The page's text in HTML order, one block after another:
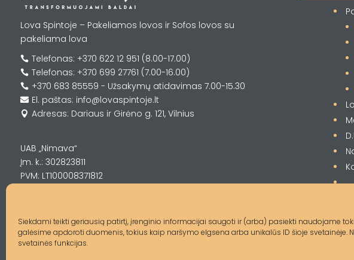
Siekdami teikti geriausią patirtį, įrenginio informacijai saugoti ir (arba) pasiekti naudojame
galėsime apdoroti duomenis, tokius kaip naršymo elgsena arba unikalūs ID šioje
svetainės funkcijas.
Lova Spintoje – Pakeliamos lovos ir Sofos lovos su
pakeliama lova
 Telefonas: +370 622 12 951 (8.00-17.00)
 Telefonas: +370 699 27761 (7.00-16.00)
 +370 683 85559 - Užsakymų atidavimas 7.00-15.30
 El. paštas: info@lovaspintoje.lt
 Adresas: Dariaus ir Girėno g. 121, Vilnius
UAB „Nimava“
Įm. k.: 302823811
PVM: LT100008371812